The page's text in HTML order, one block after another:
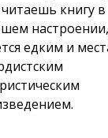
книгу в
едким и